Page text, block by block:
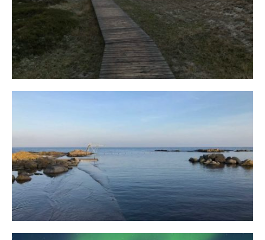
Fischland
12. FEBRUAR 2019
Bornholm
29. OKTOBER 2018